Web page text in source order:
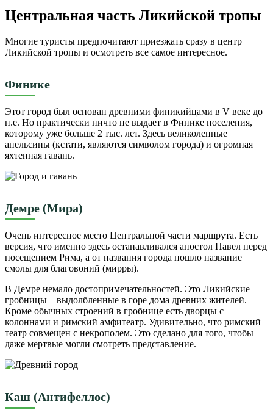
Центральная часть Ликийской тропы
Многие туристы предпочитают приезжать сразу в центр
Ликийской тропы и осмотреть все самое интересное.
Финике
Этот город был основан древними финикийцами в V веке до
н.е. Но практически ничто не выдает в Финике поселения,
которому уже больше 2 тыс. лет. Здесь великолепные
апельсины (кстати, являются символом города) и огромная
яхтенная гавань.
Демре (Мира)
Очень интересное место Центральной части маршрута. Есть
версия, что именно здесь останавливался апостол Павел перед
посещением Рима, а от названия города пошло название
смолы для благовоний (мирры).
В Демре немало достопримечательностей. Это Ликийские
гробницы – выдолбленные в горе дома древних жителей.
Кроме обычных строений в гробнице есть дворцы с
колоннами и римский амфитеатр. Удивительно, что римский
театр совмещен с некрополем. Это сделано для того, чтобы
даже мертвые могли смотреть представление.
Каш (Антифеллос)